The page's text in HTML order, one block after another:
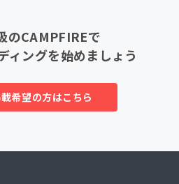
のCAMPFIREで
ィングを始めましょう
希望の方はこちら